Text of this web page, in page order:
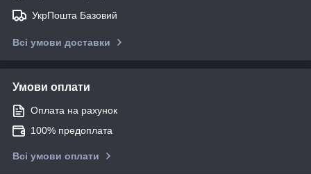
УкрПошта Базовий
Всі умови доставки
Умови оплати
Оплата на рахунок
100% предоплата
Всі умови оплати